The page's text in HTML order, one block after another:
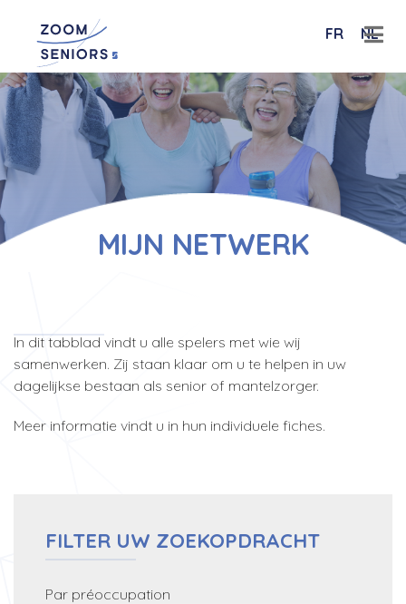
FR NL
MIJN NETWERK
In dit tabblad vindt u alle spelers met wie wij
samenwerken. Zij staan klaar om u te helpen in uw
dagelijkse bestaan als senior of mantelzorger.
Meer informatie vindt u in hun individuele fiches.
FILTER UW ZOEKOPDRACHT
Par préoccupation